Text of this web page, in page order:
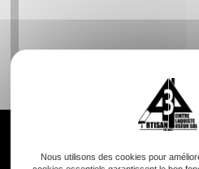
Nous utilisons des cookies pour